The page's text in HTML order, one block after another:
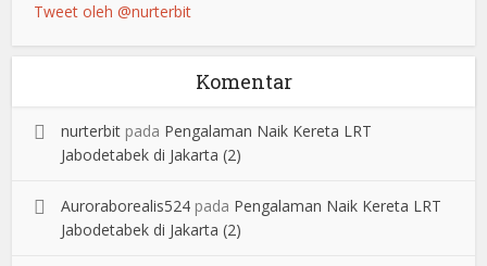
Tweet oleh @nurterbit
Komentar
nurterbit pada Pengalaman Naik Kereta LRT
Jabodetabek di Jakarta (2)
Auroraborealis524 pada Pengalaman Naik Kereta LRT
Jabodetabek di Jakarta (2)